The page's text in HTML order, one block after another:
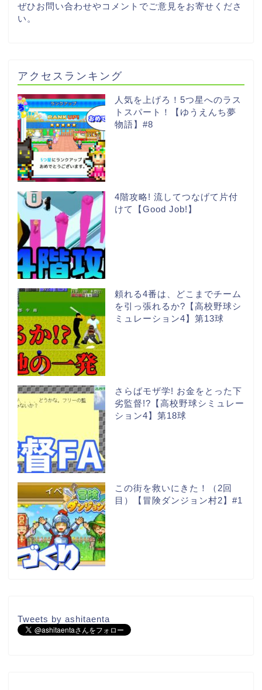
ぜひお問い合わせやコメントでご意見をお寄せくださ
い。
アクセスランキング
人気を上げろ！5つ星へのラス
トスパート！【ゆうえんち夢
物語】#8
4階攻略! 流してつなげて片付
けて【Good Job!】
頼れる4番は、どこまでチーム
を引っ張れるか?【高校野球シ
ミュレーション4】第13球
さらばモザ学! お金をとった下
劣監督!?【高校野球シミュレー
ション4】第18球
この街を救いにきた！（2回
目）【冒険ダンジョン村2】#1
Tweets by ashitaenta